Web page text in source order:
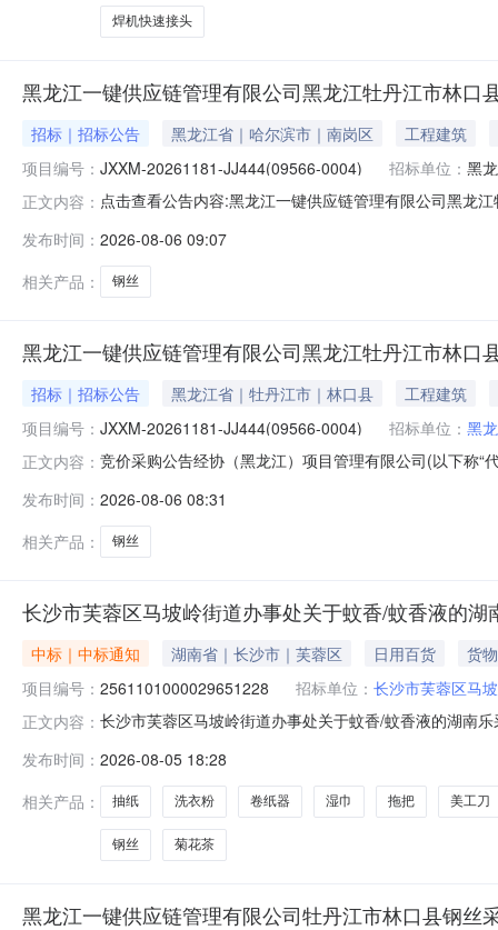
焊机快速接头
黑龙江一键供应链管理有限公司黑龙江牡丹江市林口
招标｜招标公告 黑龙江省｜哈尔滨市｜南岗区
工程建筑
项目编号： JXXM-20261181-JJ444(09566-0004) 招标单位： 黑
正文内容： 点击查看公告内容:黑龙江一键供应链管理有限公司黑龙
发布时间： 2026-08-06 09:07
相关产品：
钢丝
黑龙江一键供应链管理有限公司黑龙江牡丹江市林口
招标｜招标公告 黑龙江省｜牡丹江市｜林口县
工程建筑
项目编号： JXXM-20261181-JJ444(09566-0004) 招标单位： 黑
正文内容： 竞价采购公告经协（黑龙江）项目管理有限公司(以下称
〔2024〕145号）的有关规定，对黑龙江一键供应链管
发布时间： 2026-08-06 08:31
相关产品：
钢丝
长沙市芙蓉区马坡岭街道办事处关于蚊香/蚊香液的
中标｜中标通知 湖南省｜长沙市｜芙蓉区 日用百货
货物
项目编号： 2561101000029651228 招标单位： 长沙市芙蓉区马
正文内容： 长沙市芙蓉区马坡岭街道办事处关于蚊香/蚊香液的湖南
市芙蓉区报价起止时间：-二、采购单位信息采购单位名
发布时间： 2026-08-05 18:28
相关产品：
抽纸 洗衣粉 卷纸器 湿巾 拖把 美工刀
钢丝 菊花茶
黑龙江一键供应链管理有限公司牡丹江市林口县钢丝